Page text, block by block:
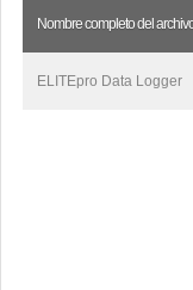
Nombre completo del
ELITEpro Data Logger